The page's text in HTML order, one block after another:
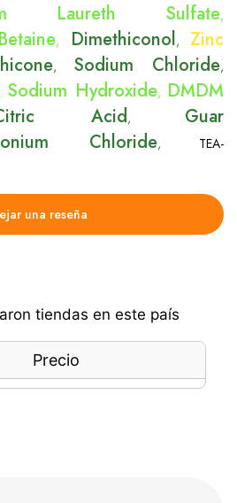
Laureth Sulfate,
, Dimethiconol,Zinc
, Sodium Chloride,
Sodium Hydroxide, DMDM
Acid, Guar
Chloride, TEA-
una reseña
tiendas en este país
Precio